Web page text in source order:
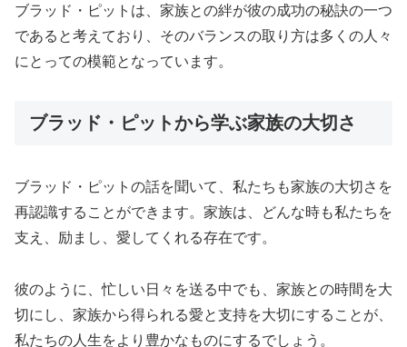
ブラッド・ピットは、家族との絆が彼の成功の秘訣の一つ
であると考えており、そのバランスの取り方は多くの人々
にとっての模範となっています。
ブラッド・ピットから学ぶ家族の大切さ
ブラッド・ピットの話を聞いて、私たちも家族の大切さを
再認識することができます。家族は、どんな時も私たちを
支え、励まし、愛してくれる存在です。
彼のように、忙しい日々を送る中でも、家族との時間を大
切にし、家族から得られる愛と支持を大切にすることが、
私たちの人生をより豊かなものにするでしょう。